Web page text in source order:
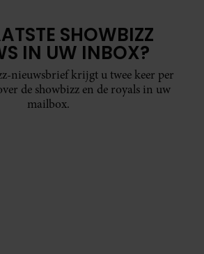
SHOWBIZZ
IN UW INBOX?
nieuwsbrief krijgt u twee keer per
de showbizz en de royals in uw
mailbox.